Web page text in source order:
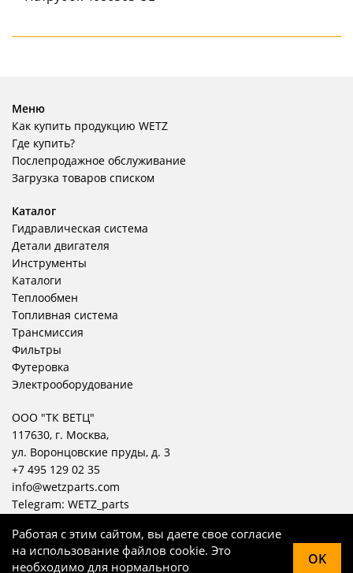
Меню
Как купить продукцию WETZ
Где купить?
Послепродажное обслуживание
Загрузка товаров списком
Каталог
Гидравлическая система
Детали двигателя
Инструменты
Каталоги
Теплообмен
Топливная система
Трансмиссия
Фильтры
Футеровка
Электрооборудование
ООО "ТК ВЕТЦ"
117630, г. Москва,
ул. Воронцовские пруды, д. 3
+7 495 129 02 35
info@wetzparts.com
Telegram: WETZ_parts
Работая с этим сайтом, вы даете свое согласие
на использование файлов cookie. Это
необходимо для нормального
OK